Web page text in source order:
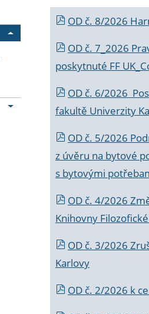
OD č. 8/2026
OD č. 7_2026
poskytnuté FF
OD č. 6/2026
fakultě Univerzity
OD č. 5/2026
z úvěru na bytové
s bytovými
OD č. 4/2026
Knihovny
OD č. 3/2026
Karlovy
OD č. 2/2026 k